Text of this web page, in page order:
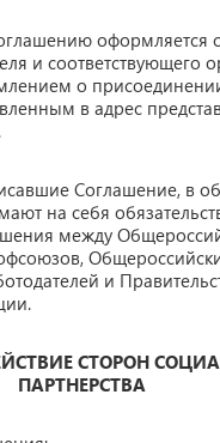
оформляется
и соответствующего
о
в адрес
Соглашение, в
на себя
между
и
СТОРОН
ПАРТНЕРСТВА